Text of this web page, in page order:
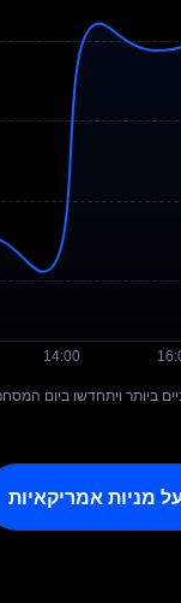
הסגירה העדכניים ביותר
מניות אמריקאיות